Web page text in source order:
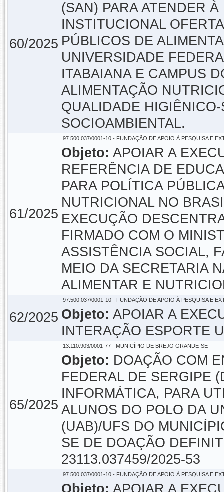
60/2025
(SAN) PARA ATENDER
INSTITUCIONAL
PÚBLICOS DE
UNIVERSIDADE
ITABAIANA E CAMPUS
ALIMENTAÇÃO
QUALIDADE
SOCIOAMBIENTAL.
61/2025
97.500.037/0001-10 - FUNDAÇÃO DE APOIO À PESQUISA E
Objeto: APOIAR A
REFERÊNCIA DE
PARA POLÍTICA
NUTRICIONAL NO
EXECUÇÃO
FIRMADO COM O
ASSISTÊNCIA SOCIAL,
MEIO DA SECRETARIA
ALIMENTAR E
62/2025
97.500.037/0001-10 - FUNDAÇÃO DE APOIO À PESQUISA E
Objeto: APOIAR A
INTERAÇÃO ESPORTE
65/2025
13.110.903/0001-77 - MUNICÍPIO DE BREJO GRANDE-SE
Objeto: DOAÇÃO COM
FEDERAL DE SERGIPE
INFORMÁTICA, PARA
ALUNOS DO POLO DA
(UAB)/UFS DO
SE DE DOAÇÃO
23113.037459/2025-53
97.500.037/0001-10 - FUNDAÇÃO DE APOIO À PESQUISA E
Objeto: APOIAR A